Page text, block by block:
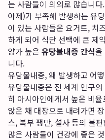
는 사람들이 의외로 많습니
아제)가 부족해 발생하는 유
이 있는 사람들은 요거트, 치
하게 되어 식단 선택에 큰 제
양가 높은 유당불내증 간식을
니다.
유당불내증, 왜 발생하고 어
유당불내증은 전 세계 인구
히 아시아인에게서 높은 비
않은 채 대장으로 내려가면
스, 복부 팽만, 설사 등의 불
많은 사람들이 건강에 좋은